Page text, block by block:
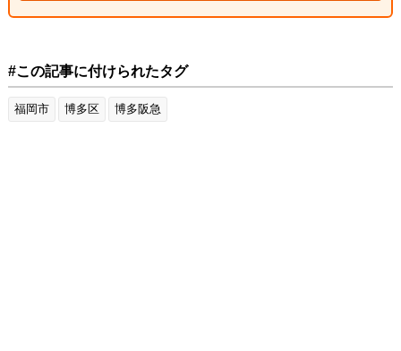
#この記事に付けられたタグ
福岡市 博多区 博多阪急